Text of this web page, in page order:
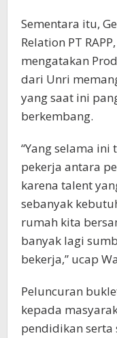
Sementara itu,
Relation PT
mengatakan
dari Unri
yang saat ini
berkembang.
“Yang selama
pekerja antara
karena talent
sebanyak
rumah kita
banyak lagi
bekerja,” ucap
Peluncuran
kepada
pendidikan serta